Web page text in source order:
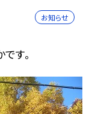
お知らせ
す。